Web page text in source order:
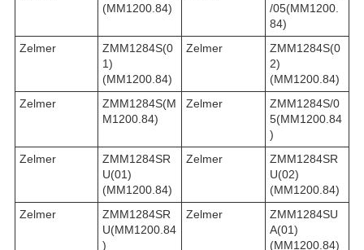
(MM1200.84)
/05(MM1200.
84)
Zelmer
ZMM1284S(0
1)
(MM1200.84)
Zelmer
ZMM1284S(0
2)
(MM1200.84)
Zelmer
ZMM1284S(M
M1200.84)
Zelmer
ZMM1284S/0
5(MM1200.84
)
Zelmer
ZMM1284SR
U(01)
(MM1200.84)
Zelmer
ZMM1284SR
U(02)
(MM1200.84)
Zelmer
ZMM1284SR
U(MM1200.84
)
Zelmer
ZMM1284SU
A(01)
(MM1200.84)